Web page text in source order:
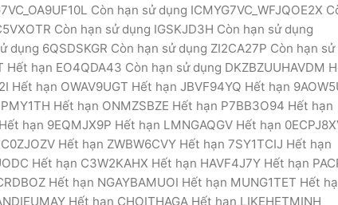
Còn hạn sử dụng ICMYG7VC_WFJQOE2X
Còn hạn sử dụng IGSKJD3H Còn hạn sử dụng
6QSDSKGR Còn hạn sử dụng ZI2CA27P Còn hạn
hạn EO4QDA43 Còn hạn sử dụng DKZBZUUHAVDM
Hết hạn OWAV9UGT Hết hạn JBVF94YQ Hết hạn
Hết hạn ONMZSBZE Hết hạn P7BB3O94 Hết hạn
hạn 9EQMJX9P Hết hạn LMNGAQGV Hết hạn
Hết hạn ZWBW6CVY Hết hạn 7SY1TCIJ Hết hạn
Hết hạn C3W2KAHX Hết hạn HAVF4J7Y Hết hạn
Hết hạn NGAYBAMUOI Hết hạn MUNG1TET Hết
Hết hạn CHOITHAGA Hết hạn LIKEHETMINH